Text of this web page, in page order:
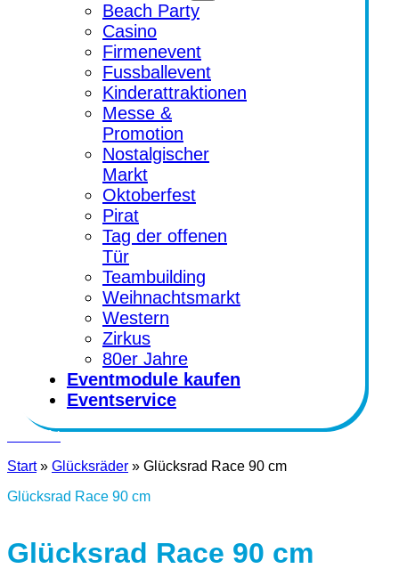
Beach Party
Casino
Firmenevent
Fussballevent
Kinderattraktionen
Messe &
Promotion
Nostalgischer
Markt
Oktoberfest
Pirat
Tag der offenen
Tür
Teambuilding
Weihnachtsmarkt
Western
Zirkus
80er Jahre
Eventmodule kaufen
Eventservice
Kontakt
Start» Glücksräder » Glücksrad Race 90 cm
Glücksrad Race 90 cm
Glücksrad Race 90 cm